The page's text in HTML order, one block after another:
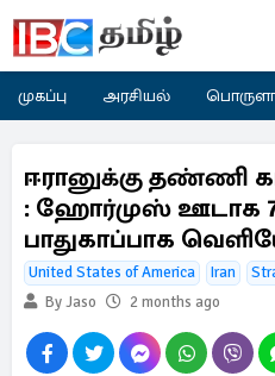
முகப்பு அரசியல்
ஈரானுக்கு தண்ணி
: ஹோர்முஸ் ஊடாக
பாதுகாப்பாக
United States of America Iran
By Jaso
2 months ago